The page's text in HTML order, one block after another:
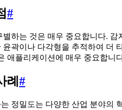
#
별하는 것은 매우 중요합니다. 감
곽이나 다각형을 추적하여 더
애플리케이션에 매우 중요합니
례 #
정밀도는 다양한 산업 분야의